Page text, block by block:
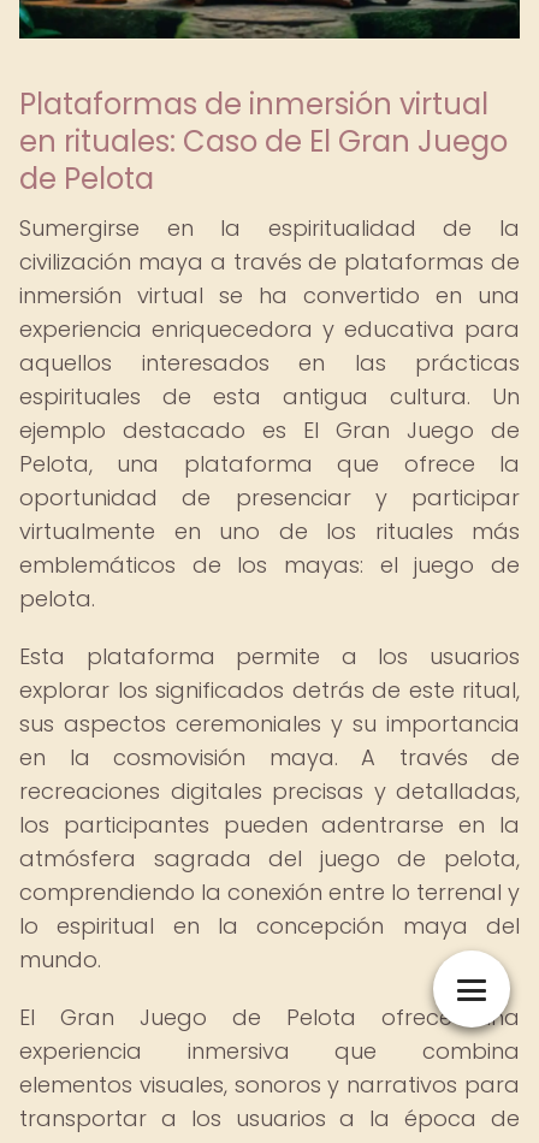
Plataformas de inmersión virtual
en rituales: Caso de El Gran Juego
de Pelota
Sumergirse en la espiritualidad de la
civilización maya a través de plataformas de
inmersión virtual se ha convertido en una
experiencia enriquecedora y educativa para
aquellos interesados en las prácticas
espirituales de esta antigua cultura. Un
ejemplo destacado es El Gran Juego de
Pelota, una plataforma que ofrece la
oportunidad de presenciar y participar
virtualmente en uno de los rituales más
emblemáticos de los mayas: el juego de
pelota.
Esta plataforma permite a los usuarios
explorar los significados detrás de este ritual,
sus aspectos ceremoniales y su importancia
en la cosmovisión maya. A través de
recreaciones digitales precisas y detalladas,
los participantes pueden adentrarse en la
atmósfera sagrada del juego de pelota,
comprendiendo la conexión entre lo terrenal y
lo espiritual en la concepción maya del
mundo.
El Gran Juego de Pelota ofrece una
experiencia inmersiva que combina
elementos visuales, sonoros y narrativos para
transportar a los usuarios a la época de